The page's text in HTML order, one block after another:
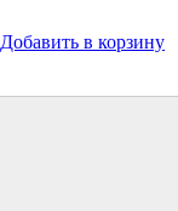
Добавить в корзину